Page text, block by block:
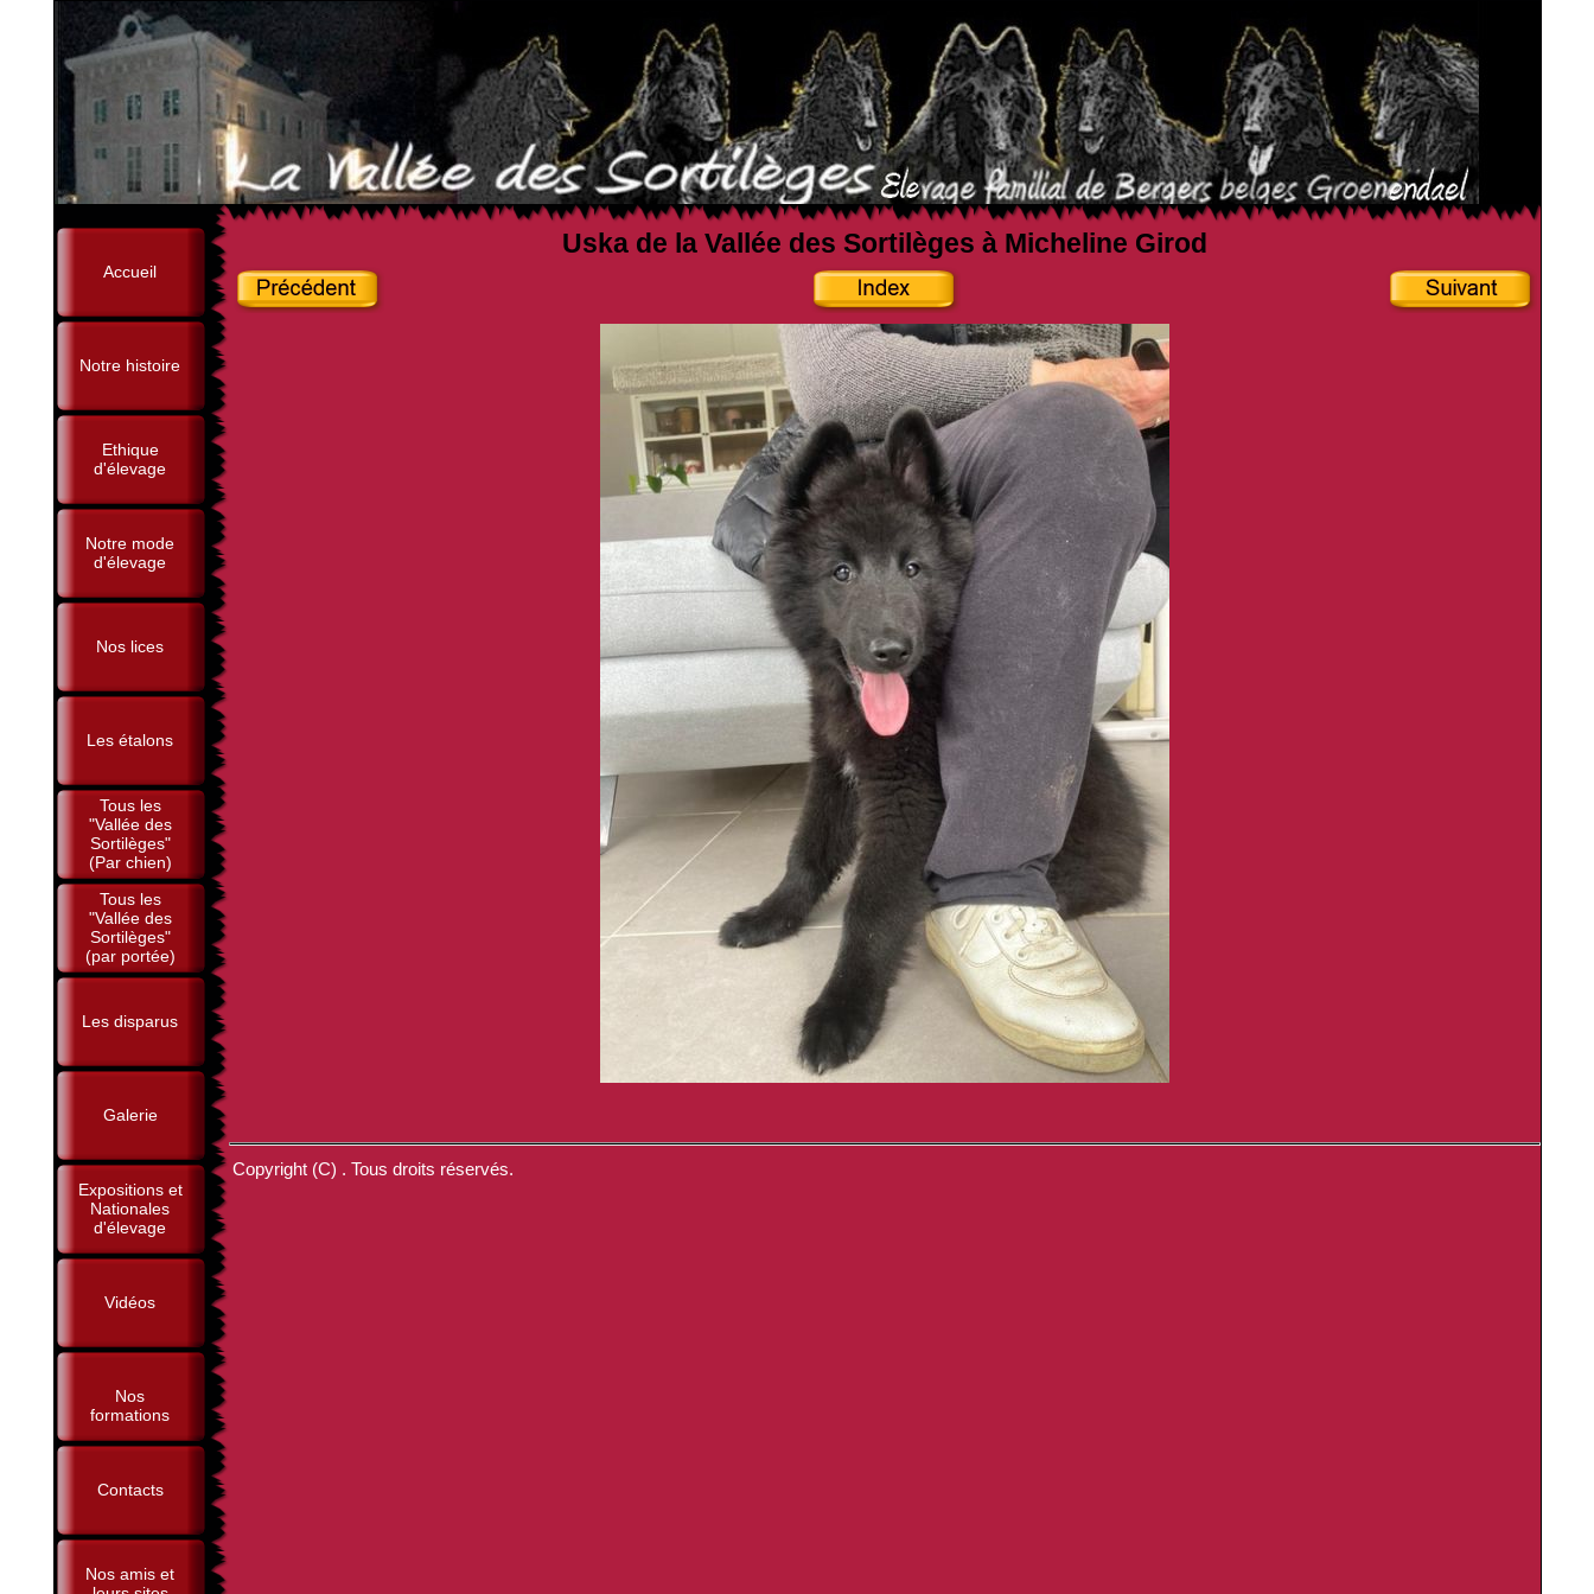
Accueil
Notre histoire
Ethique
d'élevage
Notre mode
d'élevage
Nos lices
Les étalons
Tous les
"Vallée des
Sortilèges"
(Par chien)
Tous les
"Vallée des
Sortilèges"
(par portée)
Les disparus
Galerie
Expositions et
Nationales
d'élevage
Vidéos
Nos
formations
Contacts
Nos amis et
Uska de la Vallée des Sortilèges à Micheline Girod
Copyright (C) . Tous droits réservés.